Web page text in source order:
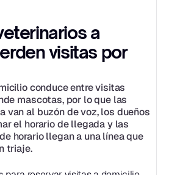
a
visitas por
conduce entre visitas
mascotas, por lo que las
van al buzón de voz, los dueños
el horario de llegada y las
horario llegan a una línea que
triaje.